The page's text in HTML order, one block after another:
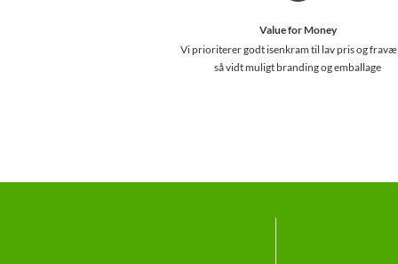
Value for Money
Vi prioriterer godt isenkram til lav pris og
så vidt muligt branding og emballage